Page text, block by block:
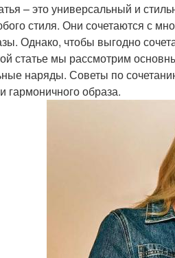
– это универсальный и
стиля. Они сочетаются с
Однако, чтобы выгодно
статье мы рассмотрим
наряды. Советы по
гармоничного образа.